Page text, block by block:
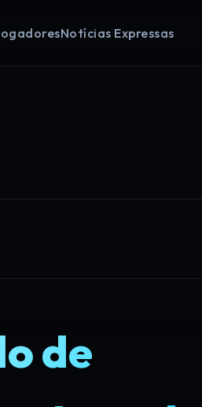
Notícias Expressas
de